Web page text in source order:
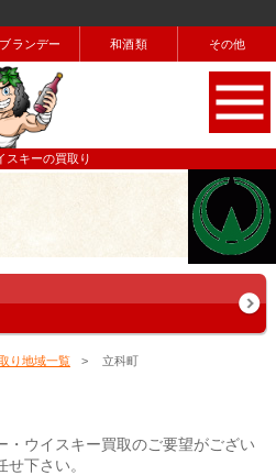
ブランデー 和酒類 その他
スキーの買取り
り地域一覧 立科町
・ウイスキー買取のご要望がござい
下さい。